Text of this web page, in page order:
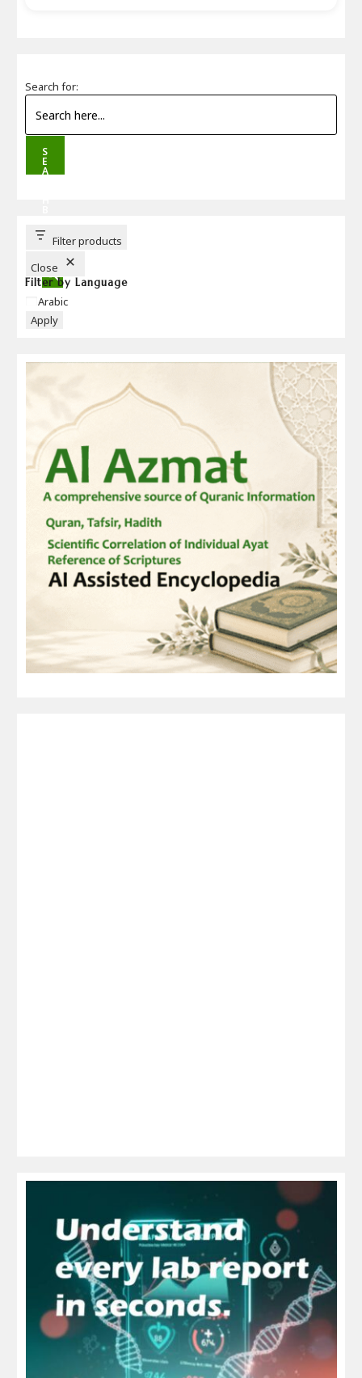
Search for:
S
E
A
T
T
Filter products
Close
Filter by Language
Language
Arabic
Apply